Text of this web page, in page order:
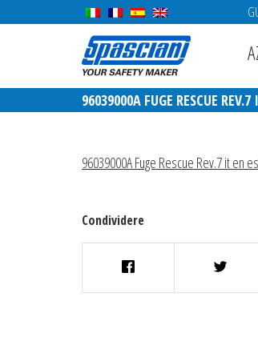
96039000A FUGE RESCUE REV.7
96039000A Fuge Rescue Rev.7 it en
Condividere